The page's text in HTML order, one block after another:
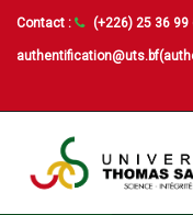
Contact : (+226) 25 36